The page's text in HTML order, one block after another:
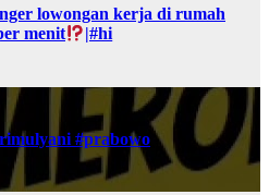
lowongan kerja di rumah
menit
|#hi
#prabowo